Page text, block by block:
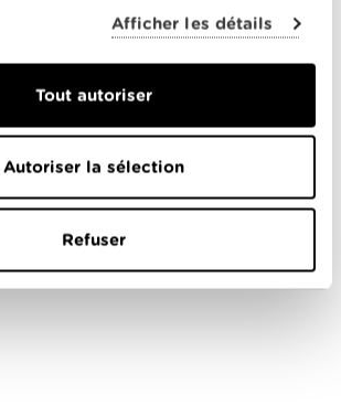
Afficher les détails
Tout autoriser
Autoriser la sélection
Refuser